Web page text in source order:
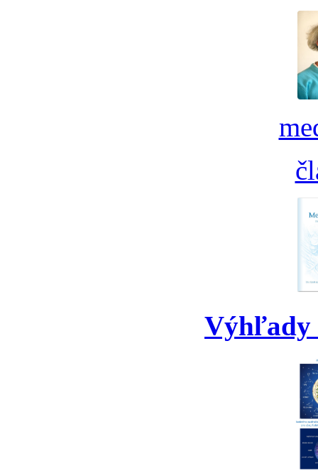
Výhľady